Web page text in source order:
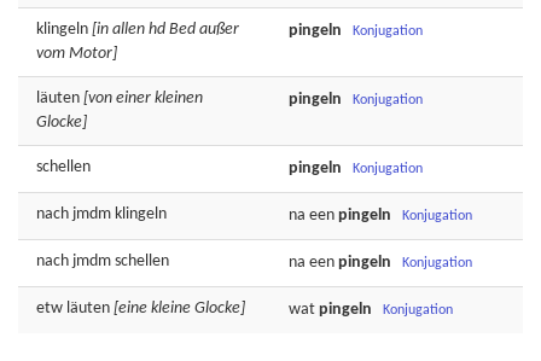
klingeln [in allen hd Bed außer
vom Motor]
pingeln Konjugation
läuten [von einer kleinen
Glocke]
pingeln Konjugation
schellen pingeln Konjugation
nach jmdm klingeln na een pingeln Konjugation
nach jmdm schellen na een pingeln Konjugation
etw läuten [eine kleine Glocke] wat pingeln Konjugation